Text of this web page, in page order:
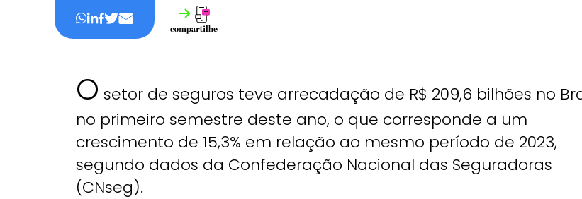
O setor de seguros teve arrecadação de R$ 209,6 bilhões no
no primeiro semestre deste ano, o que corresponde a um
crescimento de 15,3% em relação ao mesmo período de 2023,
segundo dados da Confederação Nacional das Seguradoras
(CNseg).